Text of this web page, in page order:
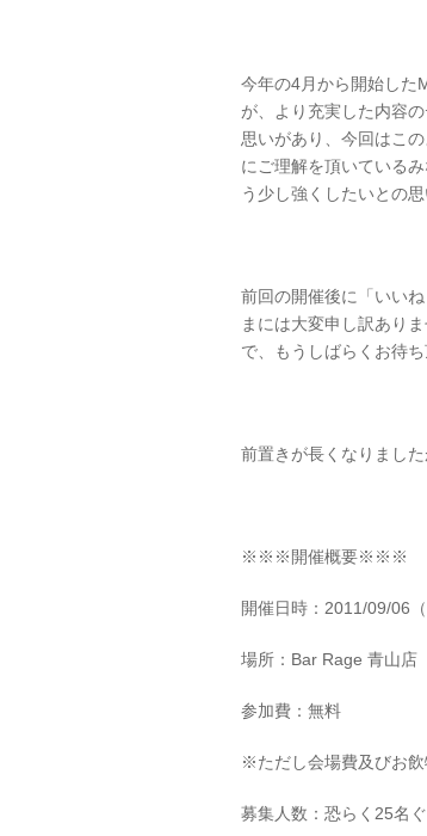
今年の4月から開始した
が、より充実した内容
思いがあり、今回はこ
にご理解を頂いている
う少し強くしたいとの思
前回の開催後に「いい
まには大変申し訳あり
で、もうしばらくお待ち
前置きが長くなりまし
※※※開催概要※※※
開催日時：2011/09/06
場所：Bar Rage 青山店
参加費：無料
※ただし会場費及びお飲
募集人数：恐らく25名